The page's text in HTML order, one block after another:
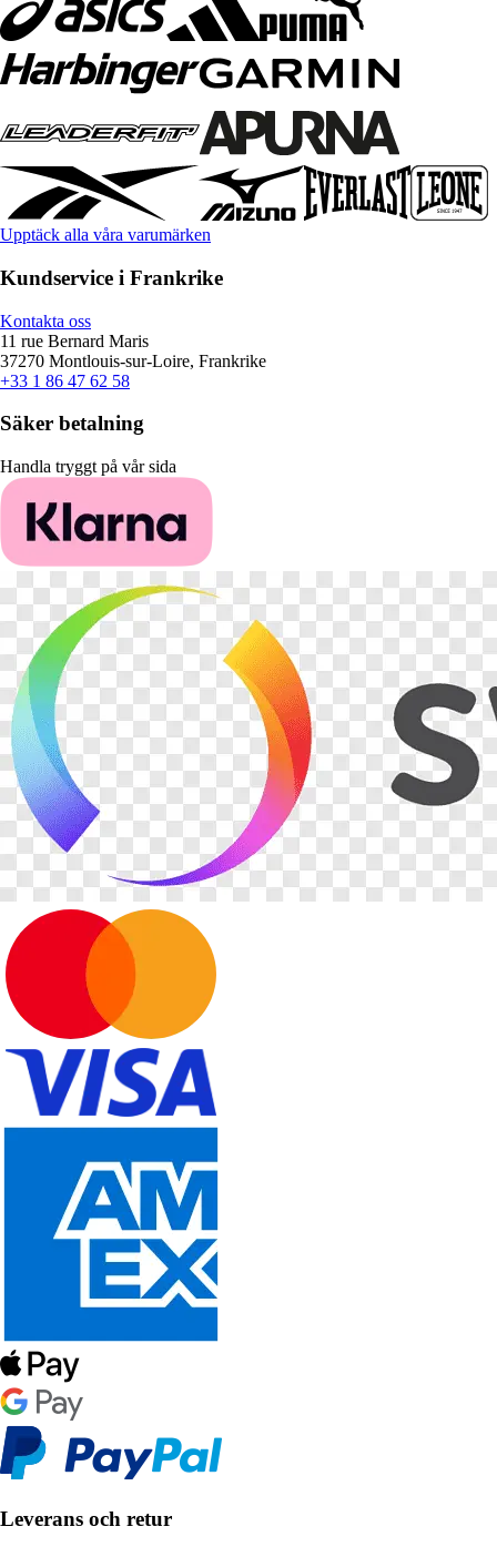
Upptäck alla våra varumärken
Kundservice i Frankrike
Kontakta oss
11 rue Bernard Maris
37270 Montlouis-sur-Loire, Frankrike
+33 1 86 47 62 58
Säker betalning
Handla tryggt på vår sida
Leverans och retur